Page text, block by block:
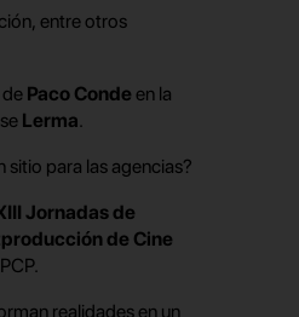
entre otros
Paco Conde en la
Lerma.
sitio para las agencias?
Jornadas de
de Cine
realidades en un